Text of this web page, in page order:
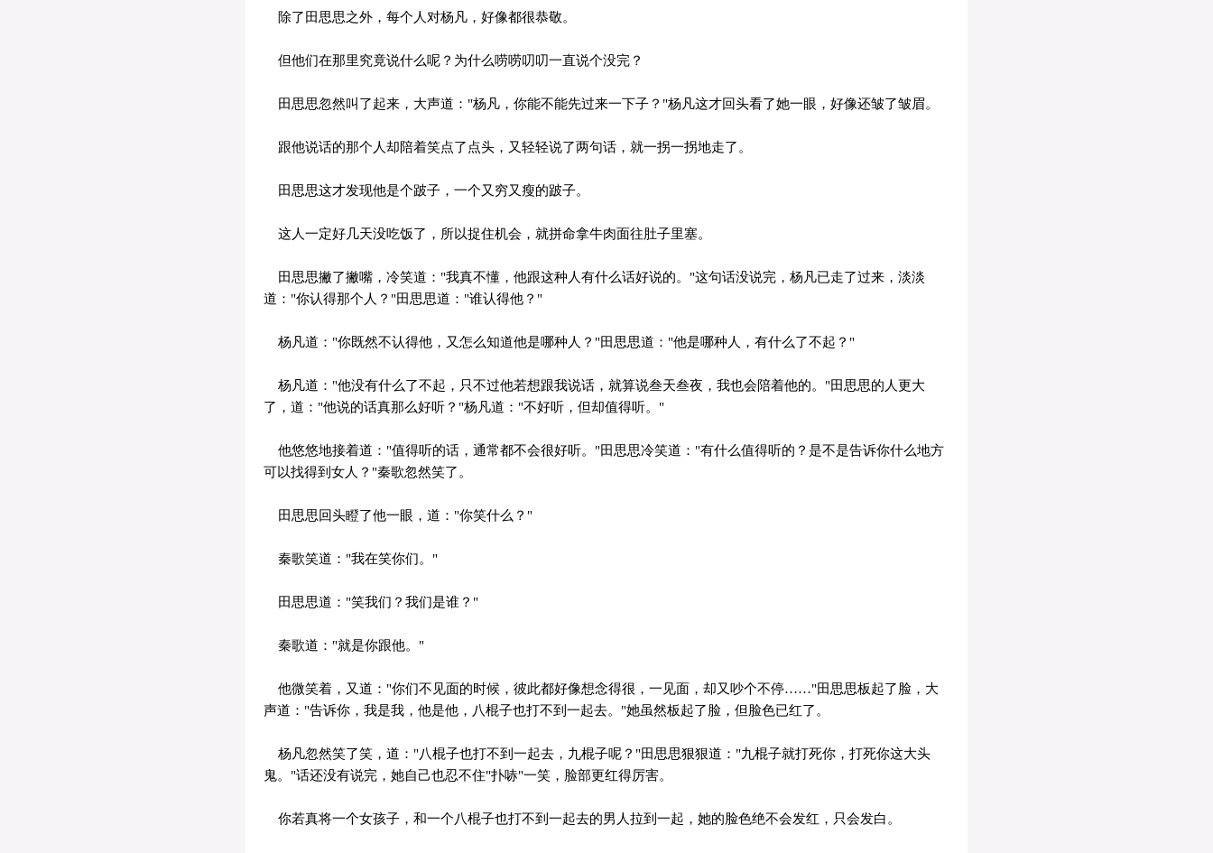
除了田思思之外，每个人对杨凡，好像都很恭敬。
但他们在那里究竟说什么呢？为什么唠唠叨叨一直说个没完？
田思思忽然叫了起来，大声道："杨凡，你能不能先过来一下子？"杨凡这才回头看了她一眼，好像还皱了皱眉。
跟他说话的那个人却陪着笑点了点头，又轻轻说了两句话，就一拐一拐地走了。
田思思这才发现他是个跛子，一个又穷又瘦的跛子。
这人一定好几天没吃饭了，所以捉住机会，就拼命拿牛肉面往肚子里塞。
田思思撇了撇嘴，冷笑道："我真不懂，他跟这种人有什么话好说的。"这句话没说完，杨凡已走了过来，淡淡
道："你认得那个人？"田思思道："谁认得他？"
杨凡道："你既然不认得他，又怎么知道他是哪种人？"田思思道："他是哪种人，有什么了不起？"
杨凡道："他没有什么了不起，只不过他若想跟我说话，就算说叁天叁夜，我也会陪着他的。"田思思的人更大
了，道："他说的话真那么好听？"杨凡道："不好听，但却值得听。"
他悠悠地接着道："值得听的话，通常都不会很好听。"田思思冷笑道："有什么值得听的？是不是告诉你什么地方
可以找得到女人？"秦歌忽然笑了。
田思思回头瞪了他一眼，道："你笑什么？"
秦歌笑道："我在笑你们。"
田思思道："笑我们？我们是谁？"
秦歌道："就是你跟他。"
他微笑着，又道："你们不见面的时候，彼此都好像想念得很，一见面，却又吵个不停……"田思思板起了脸，大
声道："告诉你，我是我，他是他，八棍子也打不到一起去。"她虽然板起了脸，但脸色已红了。
杨凡忽然笑了笑，道："八棍子也打不到一起去，九棍子呢？"田思思狠狠道："九棍子就打死你，打死你这大头
鬼。"话还没有说完，她自己也忍不住"扑哧"一笑，脸部更红得厉害。
你若真将一个女孩子，和一个八棍子也打不到一起去的男人拉到一起，她的脸色绝不会发红，只会发白。